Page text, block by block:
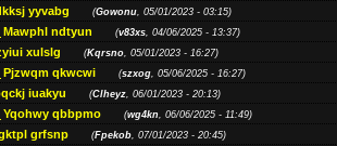
yyvabg (Gowonu, 05/01/2023 - 03:15)
Mawphl ndtyun (v83xs, 04/06/2025 - 13:37)
xulslg (Kqrsno, 05/01/2023 - 16:27)
Pjzwqm qkwcwi (szxog, 05/06/2025 - 16:27)
iuakyu (Clheyz, 06/01/2023 - 20:13)
Yqohwy qbbpmo (wg4kn, 06/06/2025 - 11:49)
grfsnp (Fpekob, 07/01/2023 - 20:45)